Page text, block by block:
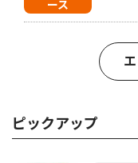
ース
ピックアップ